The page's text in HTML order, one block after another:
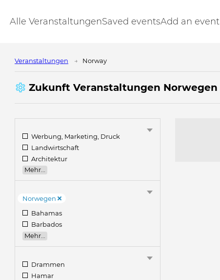
Alle VeranstaltungenSaved eventsAdd an event
Veranstaltungen Norway
Zukunft Veranstaltungen Norwegen
Werbung, Marketing, Druck
Landwirtschaft
Architektur
Mehr...
Norwegen
Bahamas
Barbados
Mehr...
Drammen
Hamar